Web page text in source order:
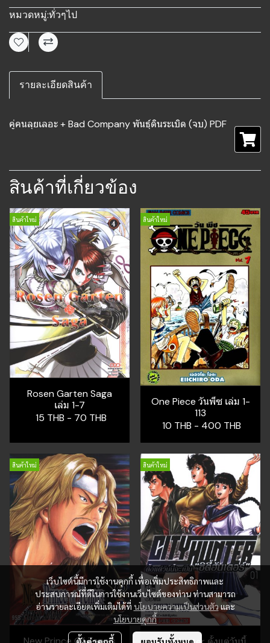
หมวดหมู่:ทั่วๆไป
รายละเอียดสินค้า
คู่คนลุยเลอะ + Bad Company พันธุ์ดินระเบิด (จบ) PDF
สินค้าที่เกี่ยวข้อง
สินค้าใหม่
Rosen Garten Saga
เล่ม 1-7
15 THB - 70 THB
สินค้าใหม่
One Piece วันพีซ เล่ม 1-
113
10 THB - 400 THB
สินค้าใหม่ สินค้าใหม่
เว็บไซต์นี้มีการใช้งานคุกกี้ เพื่อเพิ่มประสิทธิภาพและ
ประสบการณ์ที่ดีในการใช้งานเว็บไซต์ของท่าน ท่านสามารถ
อ่านรายละเอียดเพิ่มเติมได้ที่ นโยบายความเป็นส่วนตัวและ
นโยบายคุกกี้